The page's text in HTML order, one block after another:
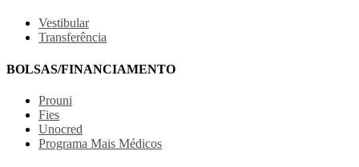
Vestibular
Transferência
BOLSAS/FINANCIAMENTO
Prouni
Fies
Unocred
Programa Mais Médicos